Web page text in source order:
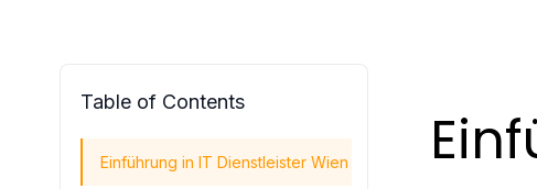
Table of Contents
Einführung in IT Dienstleister Wien